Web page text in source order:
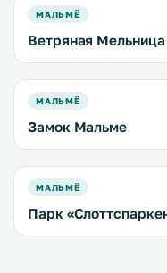
МАЛЬМЁ
Ветряная Мельница
МАЛЬМЁ
Замок Мальме
МАЛЬМЁ
Парк